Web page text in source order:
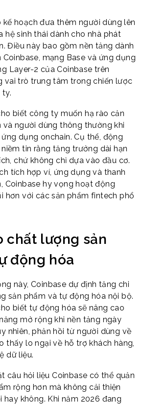
kế hoạch đưa thêm người dùng lên
hệ sinh thái dành cho nhà phát
Điều này bao gồm nền tảng dành
mạng Base và ứng dụng
Layer-2 của Coinbase trên
vai trò trung tâm trong chiến lược
ty.
biết công ty muốn hạ rào cản
và người dùng thông thường khi
dụng onchain. Cụ thể, động
tin rằng tăng trưởng dài hạn
chứ không chỉ dựa vào đầu cơ.
tích hợp ví, ứng dụng và thanh
Coinbase hy vọng hoạt động
hơn với các sản phẩm fintech phổ
chất lượng sản
động hóa
này, Coinbase dự định tăng chi
sản phẩm và tự động hóa nội bộ.
biết tự động hóa sẽ nâng cao
mở rộng khi nền tảng ngày
nhiên, phản hồi từ người dùng về
thấy lo ngại về hỗ trợ khách hàng,
dữ liệu.
câu hỏi liệu Coinbase có thể quản
rộng hơn mà không cải thiện
không. Khi năm 2026 đang